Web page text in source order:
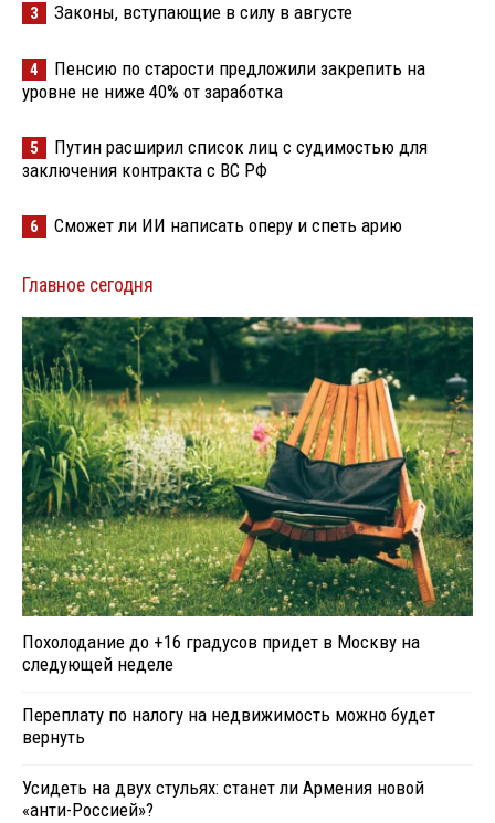
3 Законы, вступающие в силу в августе
4
Пенсию по старости предложили закрепить на
уровне не ниже 40% от заработка
5
Путин расширил список лиц с судимостью для
заключения контракта с ВС РФ
6 Сможет ли ИИ написать оперу и спеть арию
Главное сегодня
Похолодание до +16 градусов придет в Москву на
следующей неделе
Переплату по налогу на недвижимость можно будет
вернуть
Усидеть на двух стульях: станет ли Армения новой
«анти-Россией»?